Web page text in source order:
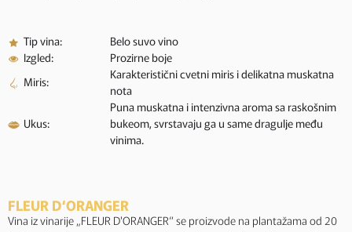
Tip vina:
Belo suvo vino
Izgled:
Prozirne boje
Miris:
Karakteristični cvetni miris i delikatna muskatna
nota
Ukus:
Puna muskatna i intenzivna aroma sa raskošnim
bukeom, svrstavaju ga u same dragulje među
vinima.
FLEUR D‘ORANGER
Vina iz vinarije „FLEUR D'ORANGER“ se proizvode na plantažama od 20